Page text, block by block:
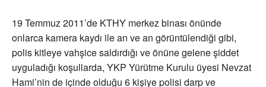
19 Temmuz 2011’de KTHY merkez binası önünde
onlarca kamera kaydı ile an ve an görüntülendiği gibi,
polis kitleye vahşice saldırdığı ve önüne gelene şiddet
uyguladığı koşullarda, YKP Yürütme Kurulu üyesi Nevzat
Hami’nin de içinde olduğu 6 kişiye polisi darp ve